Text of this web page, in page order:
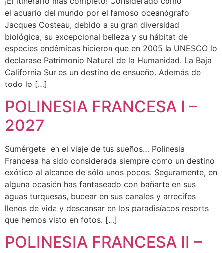
el acuario del mundo por el famoso oceanógrafo
Jacques Costeau, debido a su gran diversidad
biológica, su excepcional belleza y su hábitat de
especies endémicas hicieron que en 2005 la UNESCO lo
declarase Patrimonio Natural de la Humanidad. La Baja
California Sur es un destino de ensueño. Además de
todo lo […]
POLINESIA FRANCESA I –
2027
Sumérgete en el viaje de tus sueños… Polinesia
Francesa ha sido considerada siempre como un destino
exótico al alcance de sólo unos pocos. Seguramente, en
alguna ocasión has fantaseado con bañarte en sus
aguas turquesas, bucear en sus canales y arrecifes
llenos de vida y descansar en los paradisíacos resorts
que hemos visto en fotos. […]
POLINESIA FRANCESA II –